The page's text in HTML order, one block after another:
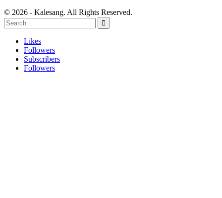
© 2026 - Kalesang. All Rights Reserved.
Likes
Followers
Subscribers
Followers